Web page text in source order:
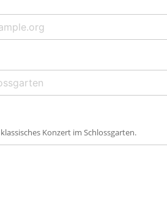
Konzert im Schlossgarten.